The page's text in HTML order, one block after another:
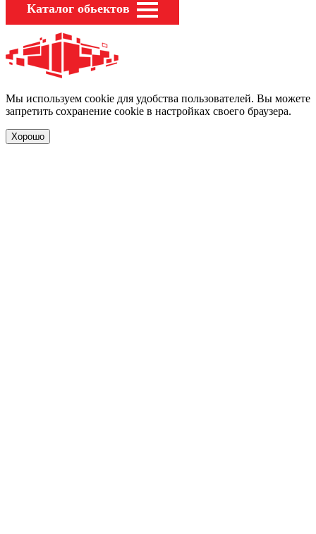
Каталог обьектов
Мы используем cookie для удобства пользователей. Вы можете
запретить сохранение cookie в настройках своего браузера.
Хорошо